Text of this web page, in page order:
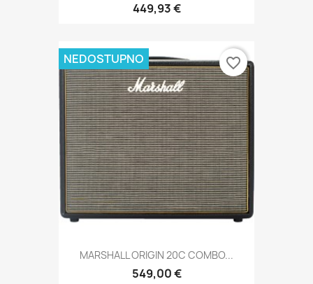
449,93 €
MARSHALL ORIGIN 20C COMBO...
549,00 €
NEDOSTUPNO favorite_border